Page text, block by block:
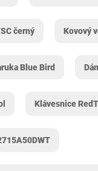
černý Kovový
Blue Bird
Klávesnice